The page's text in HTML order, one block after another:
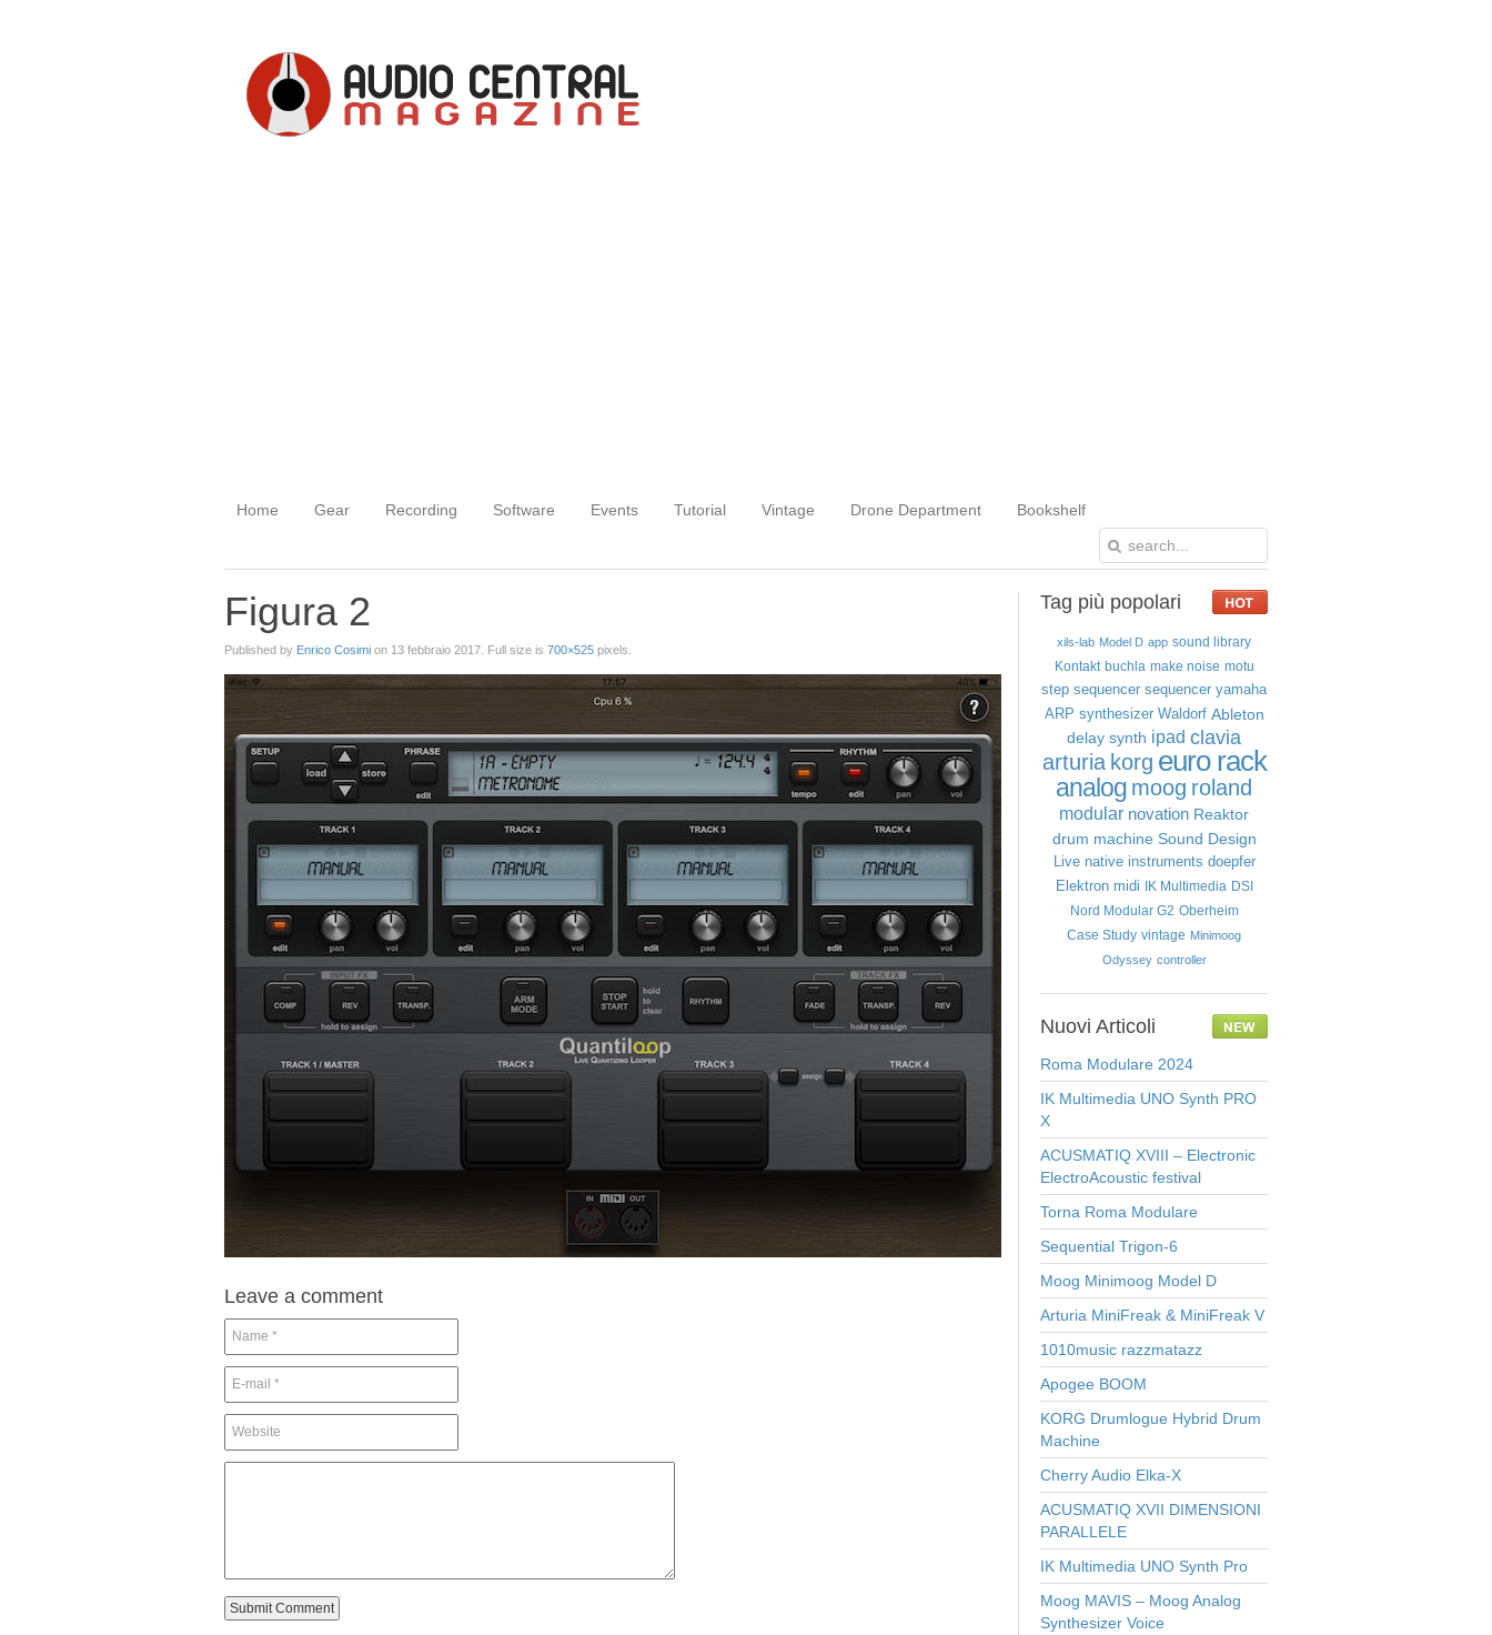
Home Gear Recording Software Events Tutorial Vintage Drone Department Bookshelf
Figura 2
Published by Enrico Cosimi on 13 febbraio 2017 . Full size is 700×525 pixels.
Leave a comment
Tag più popolari
xils-lab Model D app sound library
Kontakt buchla make noise motu
step sequencer sequencer yamaha
ARP synthesizer Waldorf Ableton
delay synth ipad clavia
arturia korg euro rack
analog moog roland
modular novation Reaktor
drum machine Sound Design
Live native instruments doepfer
Elektron midi IK Multimedia DSI
Nord Modular G2 Oberheim
Case Study vintage Minimoog
Odyssey controller
Nuovi Articoli
Roma Modulare 2024
IK Multimedia UNO Synth PRO
X
ACUSMATIQ XVIII – Electronic
ElectroAcoustic festival
Torna Roma Modulare
Sequential Trigon-6
Moog Minimoog Model D
Arturia MiniFreak & MiniFreak V
1010music razzmatazz
Apogee BOOM
KORG Drumlogue Hybrid Drum
Machine
Cherry Audio Elka-X
ACUSMATIQ XVII DIMENSIONI
PARALLELE
IK Multimedia UNO Synth Pro
Moog MAVIS – Moog Analog
Synthesizer Voice